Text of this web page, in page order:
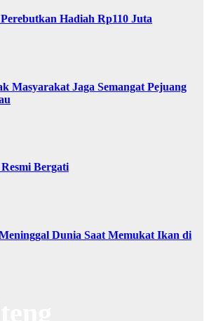
Hadiah Rp110 Juta
Masyarakat Jaga Semangat Pejuang
Bergati
Dunia Saat Memukat Ikan di